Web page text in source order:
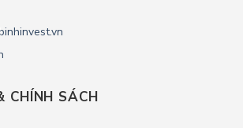
CHÍNH SÁCH